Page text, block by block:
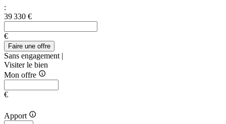
:
39 330 €
€
Faire une offre
Sans engagement |
Visiter le bien
Mon offre
€
Apport